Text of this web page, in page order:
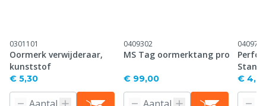
0301101
Oormerk verwijderaar,
kunststof
€ 5,30
0409302
MS Tag oormerktang pro
€ 99,00
0409716
€ 4,61